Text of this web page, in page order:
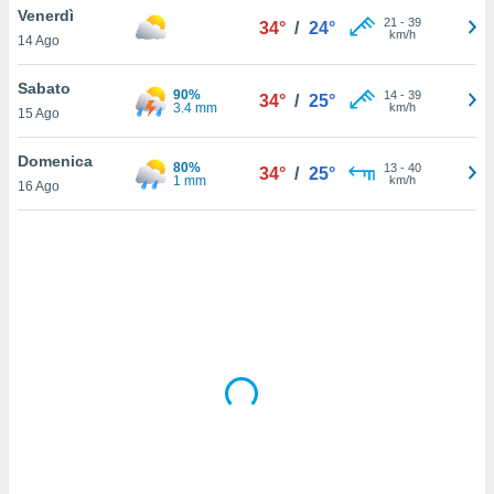
cookie
in
Venerdì
14 Ago
34° / 24° 21 - 39
km/h
Sabato
15 Ago
90%
3.4 mm
34° / 25° 14- 39
km/h
Domenica
16 Ago
80%
1 mm
34° / 25° 13- 40
km/h